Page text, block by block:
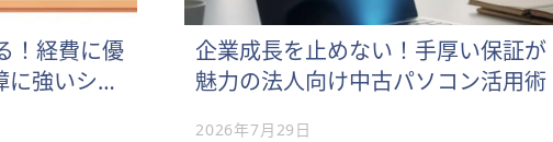
！経費に優
強いショ
企業成長を止めない！手厚い保証が
魅力の法人向け中古パソコン活用術
2026年7月29日